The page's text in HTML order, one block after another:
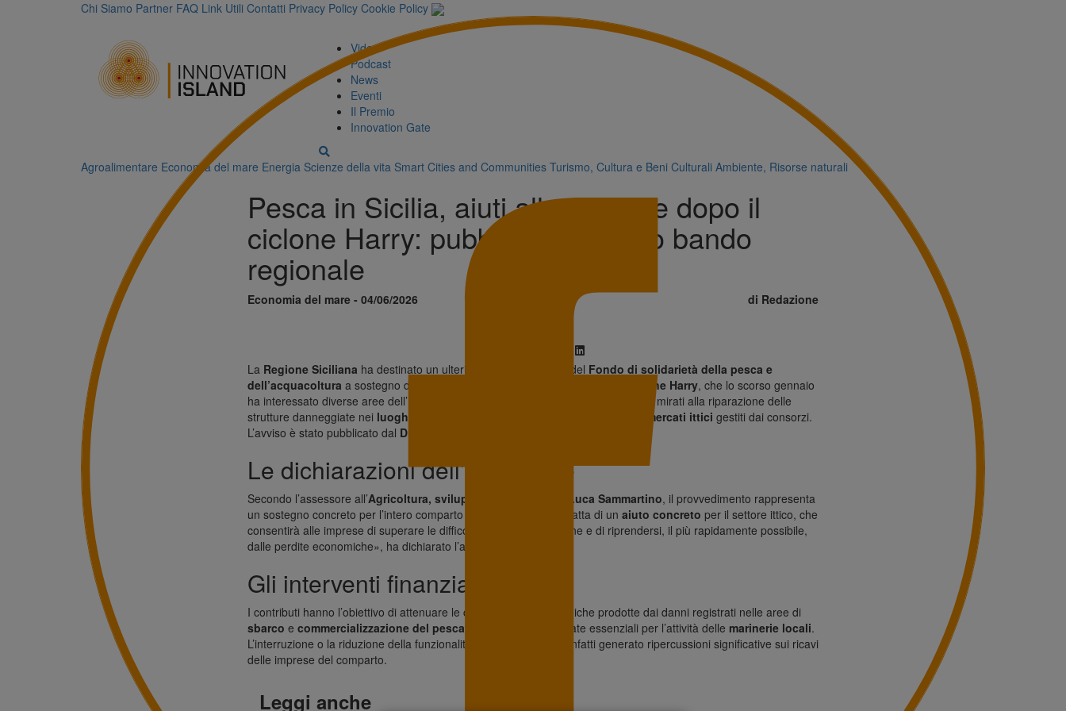
Chi Siamo Partner FAQ Link Utili Contatti Privacy Policy Cookie Policy
Video
Podcast
News
Eventi
Il Premio
Innovation Gate
Agroalimentare Economia del mare Energia Scienze della vita Smart Cities and Communities Turismo, Cultura e Beni Culturali Ambiente, Risorse naturali
Pesca in Sicilia, aiuti alle imprese dopo il
ciclone Harry: pubblicato il nuovo bando
regionale
Economia del mare - 04/06/2026 di Redazione
La Regione Siciliana ha destinato un ulteriore del Fondo di solidarietà della pesca e
dell’acquacoltura a sostegno delle imprese colpite dai danni provocati dal ciclone Harry, che lo scorso gennaio
ha interessato diverse aree dell’Isola. Le risorse saranno impiegate per interventi mirati alla riparazione delle
strutture danneggiate nei luoghi di sbarco e vendita del pescato mercati ittici gestiti dai consorzi.
L’avviso è stato pubblicato dal Dipartimento della Pesca mediterranea
Le dichiarazioni dell’assessore
Secondo l’assessore all’Agricoltura, sviluppo rurale e pesca Luca Sammartino, il provvedimento rappresenta
un sostegno concreto per l’intero comparto ittico regionale. «Si tratta di un aiuto concreto per il settore ittico, che
consentirà alle imprese di superare le difficoltà derivanti dal ciclone e di riprendersi, il più rapidamente possibile,
dalle perdite economiche», ha dichiarato l’assessore.
Gli interventi finanziabili
I contributi hanno l’obiettivo di attenuare le conseguenze economiche prodotte dai danni registrati nelle aree di
sbarco e commercializzazione del pescato , strutture considerate essenziali per l’attività delle marinerie locali.
L’interruzione o la riduzione della funzionalità di questi canali ha infatti generato ripercussioni significative sui ricavi
delle imprese del comparto.
Leggi anche